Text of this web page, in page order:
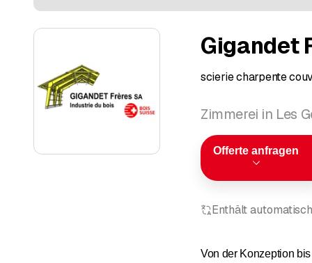
Gigandet
scierie charpente
Zimmerei in Les
Offerte anfragen
Enthält
Von der Konzeption